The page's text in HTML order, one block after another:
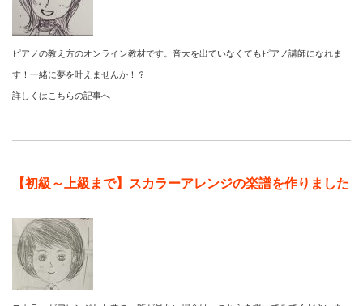
ピアノの教え方のオンライン教材です。音大を出ていなくてもピアノ講師になれま
す！一緒に夢を叶えませんか！？
詳しくはこちらの記事へ
【初級～上級まで】スカラーアレンジの楽譜を作りました